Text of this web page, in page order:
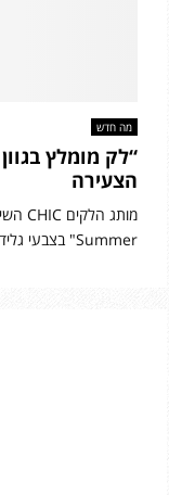
מה חדש
“לק מומלץ
הצעירה
Summer" בצבעי גלידה וסורבה. נתנו לרומי בת ה- 13 לבדוק......